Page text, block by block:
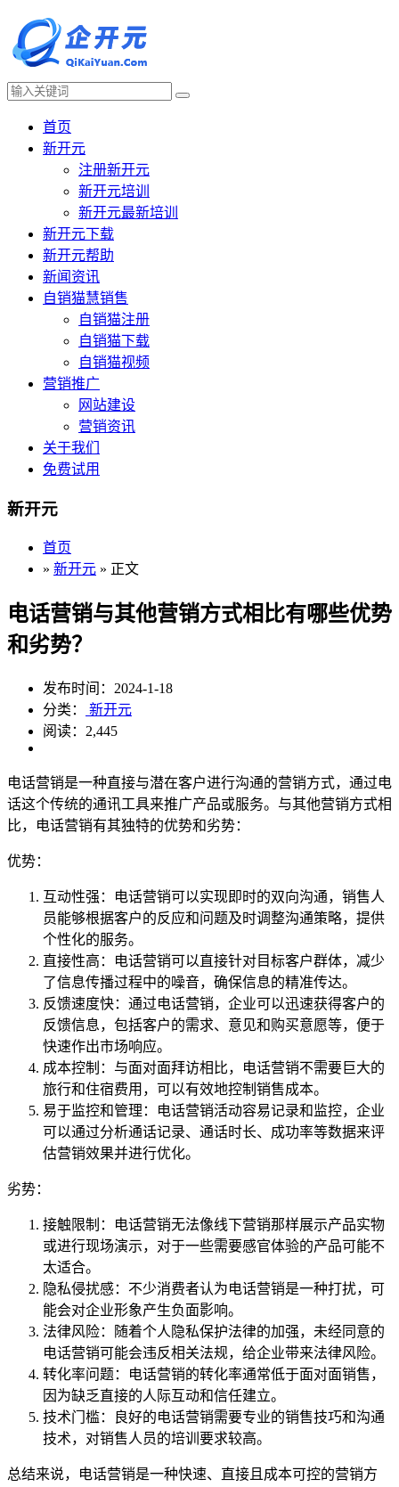
首页
新开元
注册新开元
新开元培训
新开元最新培训
新开元下载
新开元帮助
新闻资讯
自销猫慧销售
自销猫注册
自销猫下载
自销猫视频
营销推广
网站建设
营销资讯
关于我们
免费试用
新开元
首页
» 新开元 » 正文
电话营销与其他营销方式相比有哪些优势
和劣势？
发布时间：2024-1-18
分类：
新开元
阅读：2,445
电话营销是一种直接与潜在客户进行沟通的营销方式，通过电
话这个传统的通讯工具来推广产品或服务。与其他营销方式相
比，电话营销有其独特的优势和劣势：
优势：
互动性强：电话营销可以实现即时的双向沟通，销售人
员能够根据客户的反应和问题及时调整沟通策略，提供
个性化的服务。
直接性高：电话营销可以直接针对目标客户群体，减少
了信息传播过程中的噪音，确保信息的精准传达。
反馈速度快：通过电话营销，企业可以迅速获得客户的
反馈信息，包括客户的需求、意见和购买意愿等，便于
快速作出市场响应。
成本控制：与面对面拜访相比，电话营销不需要巨大的
旅行和住宿费用，可以有效地控制销售成本。
易于监控和管理：电话营销活动容易记录和监控，企业
可以通过分析通话记录、通话时长、成功率等数据来评
估营销效果并进行优化。
劣势：
接触限制：电话营销无法像线下营销那样展示产品实物
或进行现场演示，对于一些需要感官体验的产品可能不
太适合。
隐私侵扰感：不少消费者认为电话营销是一种打扰，可
能会对企业形象产生负面影响。
法律风险：随着个人隐私保护法律的加强，未经同意的
电话营销可能会违反相关法规，给企业带来法律风险。
转化率问题：电话营销的转化率通常低于面对面销售，
因为缺乏直接的人际互动和信任建立。
技术门槛：良好的电话营销需要专业的销售技巧和沟通
技术，对销售人员的培训要求较高。
总结来说，电话营销是一种快速、直接且成本可控的营销方